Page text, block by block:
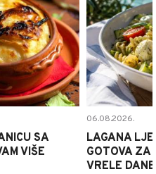
SA
VIŠE
06.08.2026.
LAGANA
GOTOVA ZA
VRELE DANE